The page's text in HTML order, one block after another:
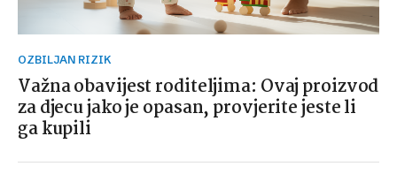
OZBILJAN RIZIK
Važna obavijest roditeljima: Ovaj proizvod
za djecu jako je opasan, provjerite jeste li
ga kupili